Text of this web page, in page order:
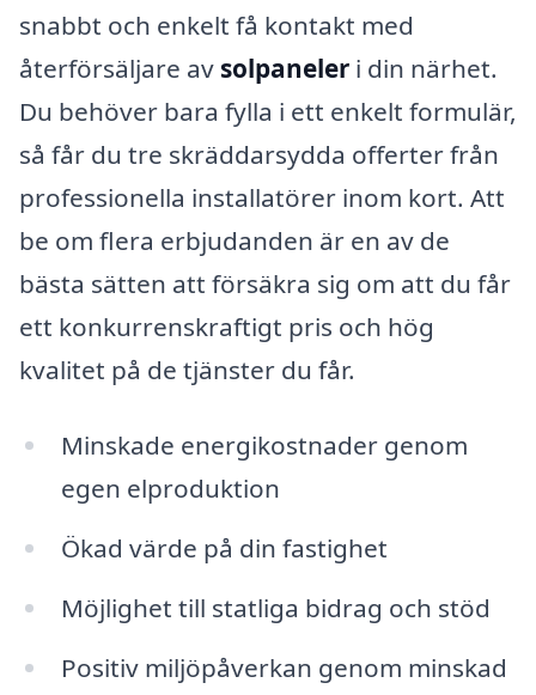
snabbt och enkelt få kontakt med
återförsäljare av solpaneler i din närhet.
Du behöver bara fylla i ett enkelt formulär,
så får du tre skräddarsydda offerter från
professionella installatörer inom kort. Att
be om flera erbjudanden är en av de
bästa sätten att försäkra sig om att du får
ett konkurrenskraftigt pris och hög
kvalitet på de tjänster du får.
Minskade energikostnader genom
egen elproduktion
Ökad värde på din fastighet
Möjlighet till statliga bidrag och stöd
Positiv miljöpåverkan genom minskad